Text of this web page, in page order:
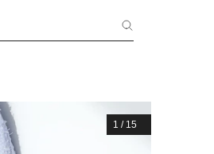
1 / 15